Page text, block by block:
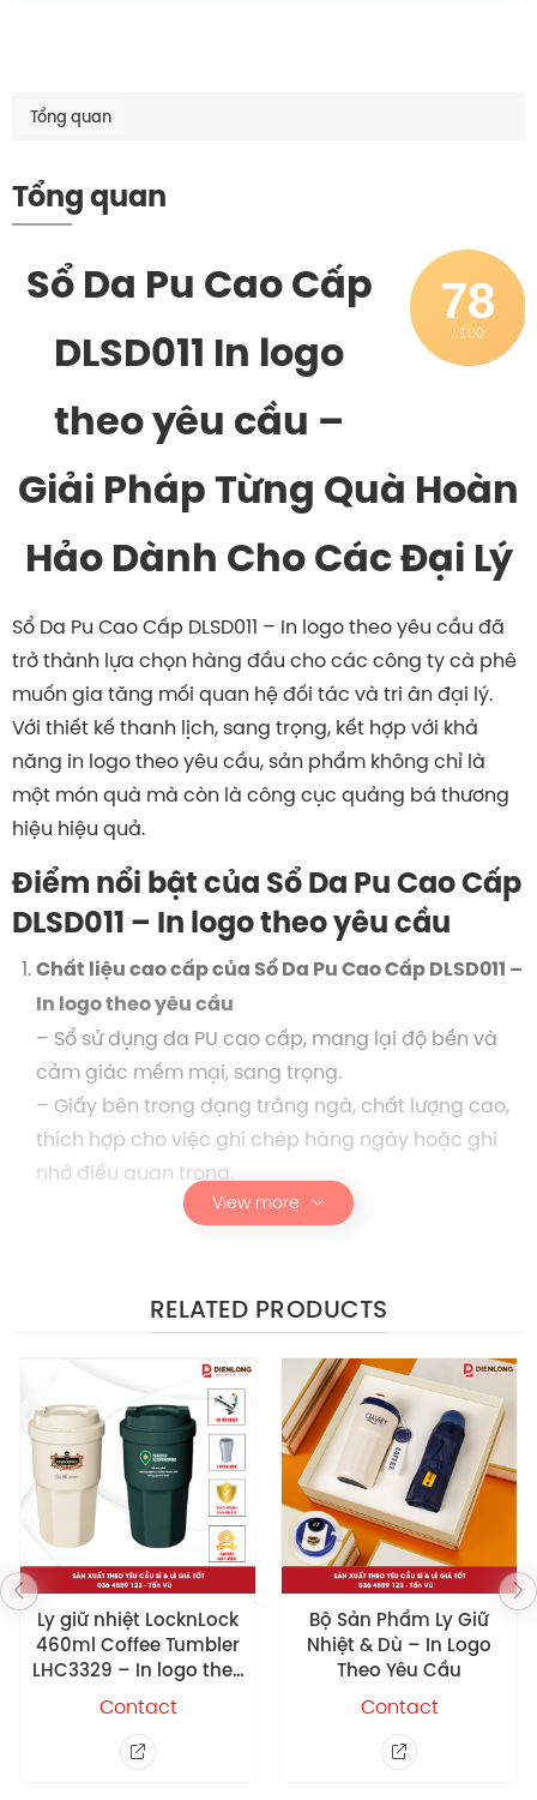
Tổng quan
Tổng quan
78
/ 100
Sổ Da Pu Cao Cấp
DLSD011 In logo
theo yêu cầu –
Giải Pháp Từng Quà Hoàn
Hảo Dành Cho Các Đại Lý
Sổ Da Pu Cao Cấp DLSD011 – In logo theo yêu cầu đã
trở thành lựa chọn hàng đầu cho các công ty cà phê
muốn gia tăng mối quan hệ đối tác và tri ân đại lý.
Với thiết kế thanh lịch, sang trọng, kết hợp với khả
năng in logo theo yêu cầu, sản phẩm không chỉ là
một món quà mà còn là công cục quảng bá thương
hiệu hiệu quả.
Điểm nổi bật của Sổ Da Pu Cao Cấp
DLSD011 – In logo theo yêu cầu
Chất liệu cao cấp của Sổ Da Pu Cao Cấp DLSD011 –
In logo theo yêu cầu
– Sổ sử dụng da PU cao cấp, mang lại độ bền và
cảm giác mềm mại, sang trọng.
– Giấy bên trong dạng trắng ngà, chất lượng cao,
thích hợp cho việc ghi chép hàng ngày hoặc ghi
nhớ điều quan trọng.
Thiết kế tinh tế:
Cá nhân hóa thương hiệu:
bá hình ảnh hiệu quả.
– Tạo ấn tượng chỗc lót cho đối tác và khách hàng.
View more
RELATED PRODUCTS
Bộ Sản Phẩm Ly Giữ
Nhiệt & Dù – In Logo
Theo Yêu Cầu
Contact
Bình Giữ Nhiệt
LocknLock 480ml
LHC6150 – In logo Việt
Nam Coffee
Contact